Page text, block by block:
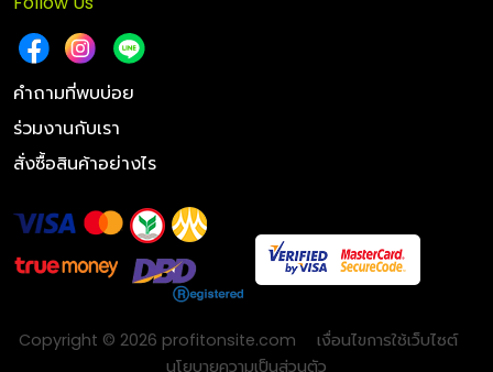
คำถามที่พบบ่อย
ร่วมงานกับเรา
สั่งซื้อสินค้าอย่างไร
Copyright © 2026 profitonsite.com
เงื่อนไขการใช้เว็บไซต์
นโยบายความเป็นส่วนตัว